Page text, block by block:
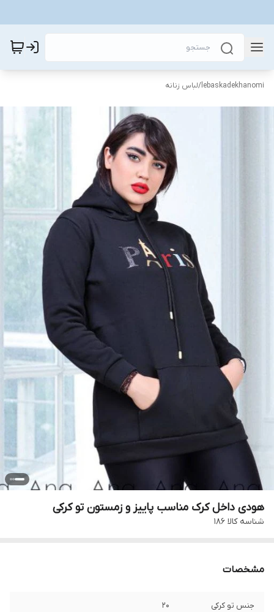
lebaskadekhanomi
/لباس زنانه
هودی داخل کرک مناسب پاییز و زمستون تو کرکی
شناسه کالا ۱۸۶
مشخصات
جنس تو کرکی ۲۰